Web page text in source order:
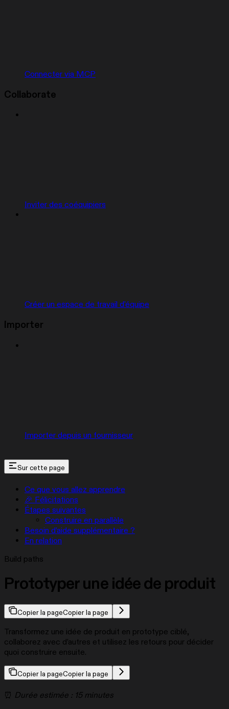
Connecter via MCP
Collaborate
Inviter des coéquipiers
Créer un espace de travail d'équipe
Importer
Importer depuis un fournisseur
Sur cette page
Ce que vous allez apprendre
🎉 Félicitations
Étapes suivantes
Construire en parallèle
Besoin d’aide supplémentaire ?
En relation
Build paths
Prototyper une idée de produit
Copier la pageCopier la page
Transformez une idée de produit en prototype ciblé,
collaborez avec d’autres et utilisez les retours pour décider
quoi construire ensuite.
Copier la pageCopier la page
⏰ Durée estimée : 15 minutes